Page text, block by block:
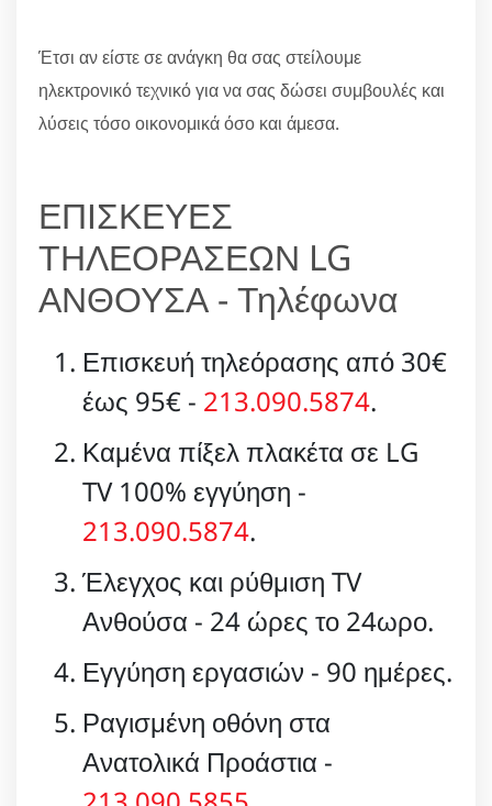
Έτσι αν είστε σε ανάγκη θα σας στείλουμε
ηλεκτρονικό τεχνικό για να σας δώσει συμβουλές και
λύσεις τόσο οικονομικά όσο και άμεσα.
ΕΠΙΣΚΕΥΕΣ
ΤΗΛΕΟΡΑΣΕΩΝ LG
ΑΝΘΟΥΣΑ - Τηλέφωνα
Επισκευή τηλεόρασης από 30€
έως 95€ - 213.090.5874.
Καμένα πίξελ πλακέτα σε LG
TV 100% εγγύηση -
213.090.5874.
Έλεγχος και ρύθμιση TV
Ανθούσα - 24 ώρες το 24ωρο.
Εγγύηση εργασιών - 90 ημέρες.
Ραγισμένη οθόνη στα
Ανατολικά Προάστια -